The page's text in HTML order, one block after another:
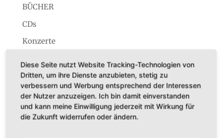
BÜCHER
CDs
Konzerte
Dr. Karl Adamek
Diese Seite nutzt Website Tracking-Technologien von
Dritten, um ihre Dienste anzubieten, stetig zu
verbessern und Werbung entsprechend der Interessen
der Nutzer anzuzeigen. Ich bin damit einverstanden
und kann meine Einwilligung jederzeit mit Wirkung für
die Zukunft widerrufen oder ändern.